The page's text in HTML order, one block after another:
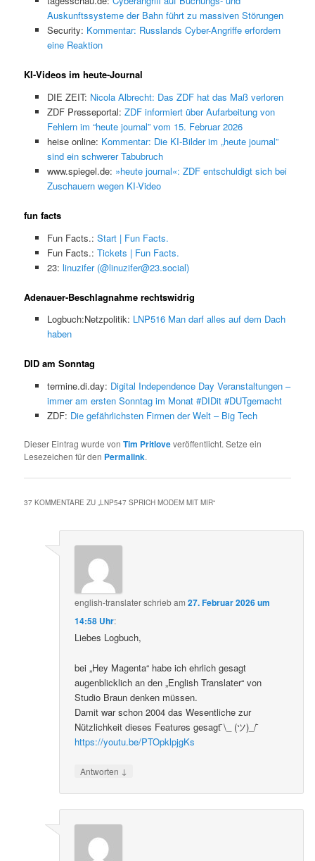
Auskunftssysteme der Bahn führt zu massiven Störungen
Security: Kommentar: Russlands Cyber-Angriffe erfordern
eine Reaktion
KI-Videos im heute-Journal
DIE ZEIT: Nicola Albrecht: Das ZDF hat das Maß verloren
ZDF Presseportal: ZDF informiert über Aufarbeitung von
Fehlern im “heute journal” vom 15. Februar 2026
heise online: Kommentar: Die KI-Bilder im „heute journal”
sind ein schwerer Tabubruch
www.spiegel.de: »heute journal«: ZDF entschuldigt sich bei
Zuschauern wegen KI-Video
fun facts
Fun Facts.: Start | Fun Facts.
Fun Facts.: Tickets | Fun Facts.
23: linuzifer (@linuzifer@23.social)
Adenauer-Beschlagnahme rechtswidrig
Logbuch:Netzpolitik: LNP516 Man darf alles auf dem Dach
haben
DID am Sonntag
termine.di.day: Digital Independence Day Veranstaltungen –
immer am ersten Sonntag im Monat #DIDit #DUTgemacht
ZDF: Die gefährlichsten Firmen der Welt – Big Tech
Dieser Eintrag wurde vonTim Pritloveveröffentlicht. Setze ein
Lesezeichen für den Permalink.
37 KOMMENTARE ZU „LNP547 SPRICH MODEM MIT MIR“
english-translaterschriebam27. Februar 2026 um
14:58 Uhr:
Liebes Logbuch,
bei „Hey Magenta“ habe ich ehrlich gesagt
augenblicklich an den „English Translater“ von
Studio Braun denken müssen.
Damit war schon 2004 das Wesentliche zur
Nützlichkeit dieses Features gesagt ̄\_ (ツ)_/ ̄
https://youtu.be/PTOpklpjgKs
Antworten ↓